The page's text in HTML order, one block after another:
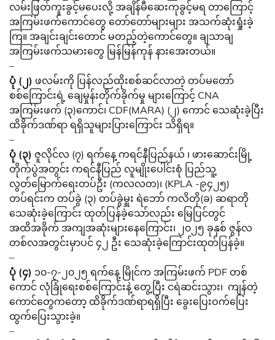
လမ်းဖြတ်ကူးခွင့်မပေးလို့ အချိန်မီဆေးကုခွင့်မရ တာကြောင့်
အကြမ်းဖက်ကောင်တွေ တော်တော်များများ အသက်ဆုံးရှုံးခဲ့
ကြ။ အချင်းချင်းတောင် မတည့်တဲ့ကောင်တွေ။ ချသာချ
အကြမ်းဖက်သမားတွေ မြန်မြန်ကုန် နားအေးတယ်။
–
ပုံ (၂) ဖလမ်းကို ပြန်လည်ထိုးစစ်ဆင်လာတဲ့ တပ်မတော်
စစ်ကြောင်းရဲ့ ချေမှုန်းတိုက်ခိုက်မှု များကြောင့် CNA
အကြမ်းဖက် (၃)ကောင်၊ CDF(MARA) (၂) ကောင် သေဆုံးခဲ့ပြီး
ထိခိုက်ဒဏ်ရာ ရရှိသူများပြားကြောင်း သိရှိရ။
–
ပုံ (၃) ဇူလိုင်လ (၇) ရက်နေ့ ကရင်နီပြည်နယ် ၊ ဖားဆောင်းမြို့
တိုက်ပွဲအတွင်း ကရင်နီပြည် လူမျိုးပေါင်းစုံ ပြည်သူ့
လွတ်မြောက်ရေးတပ်ဦး (ကလလတ)၊ (KPLA -၉၄၂၅)
တပ်ရင်းက တပ်ခွဲ (၃) တပ်ခွဲမှူး ရဲဘော် ကလိတို(ခ) ဆရာတို
သေဆုံးခဲ့ကြောင်း ထုတ်ပြန်ခဲ့သော်လည်း မြေပြင်တွင်
အထိအခိုက် အကျအဆုံးများနေကြောင်း၊ ၂၀၂၅ ခုနှစ် ဇွန်လ
တစ်လအတွင်းမှာပင် ၄၂ ဦး သေဆုံးခဲ့ကြောင်းထုတ်ပြန်ခဲ့။
–
ပုံ (၄) ၁၀-၇-၂၀၂၅ ရက်နေ့ မြိုင်က အကြမ်းဖက် PDF တစ်
ကောင် လုံခြုံရေးစစ်ကြောင်းနဲ့ တွေ့ပြီး ငရဲဆင်းသွား၊ ကျန်တဲ့
ကောင်တွေကတော့ ထိခိုက်ဒဏ်ရာရရှိပြီး ခွေးပြေးဝက်ပြေး
ထွက်ပြေးသွားခဲ့။
–